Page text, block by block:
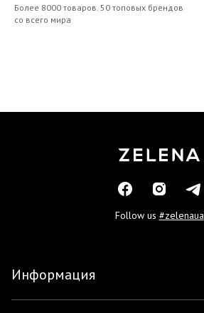
Более 8000 товаров. 50 топовых брендов
со всего мира
Follow us #zelenaua
Информация